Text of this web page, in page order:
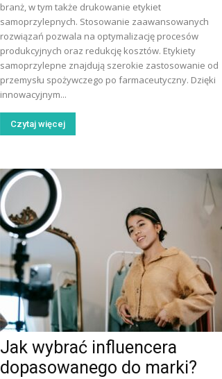
branż, w tym także drukowanie etykiet
samoprzylepnych. Stosowanie zaawansowanych
rozwiązań pozwala na optymalizację procesów
produkcyjnych oraz redukcję kosztów. Etykiety
samoprzylepne znajdują szerokie zastosowanie od
przemysłu spożywczego po farmaceutyczny. Dzięki
innowacyjnym...
Czytaj więcej
Jak wybrać influencera
dopasowanego do marki?